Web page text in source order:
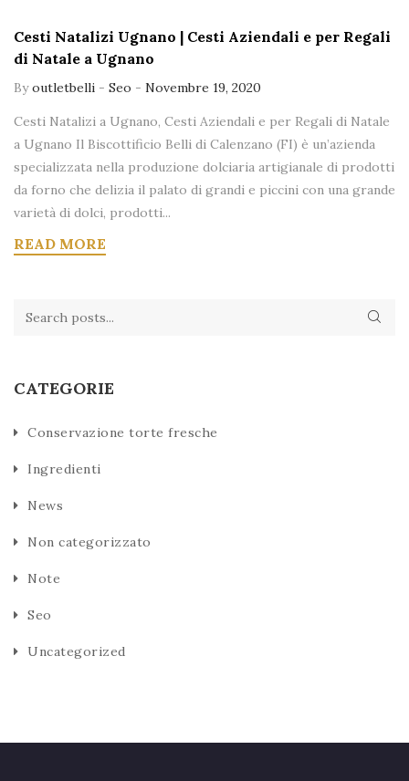
Cesti Natalizi Ugnano | Cesti Aziendali e per Regali
di Natale a Ugnano
Byoutletbelli - Seo - Novembre 19, 2020
Cesti Natalizi a Ugnano, Cesti Aziendali e per Regali di Natale
a Ugnano Il Biscottificio Belli di Calenzano (FI) è un’azienda
specializzata nella produzione dolciaria artigianale di prodotti
da forno che delizia il palato di grandi e piccini con una grande
varietà di dolci, prodotti...
READ MORE
CATEGORIE
Conservazione torte fresche
Ingredienti
News
Non categorizzato
Note
Seo
Uncategorized